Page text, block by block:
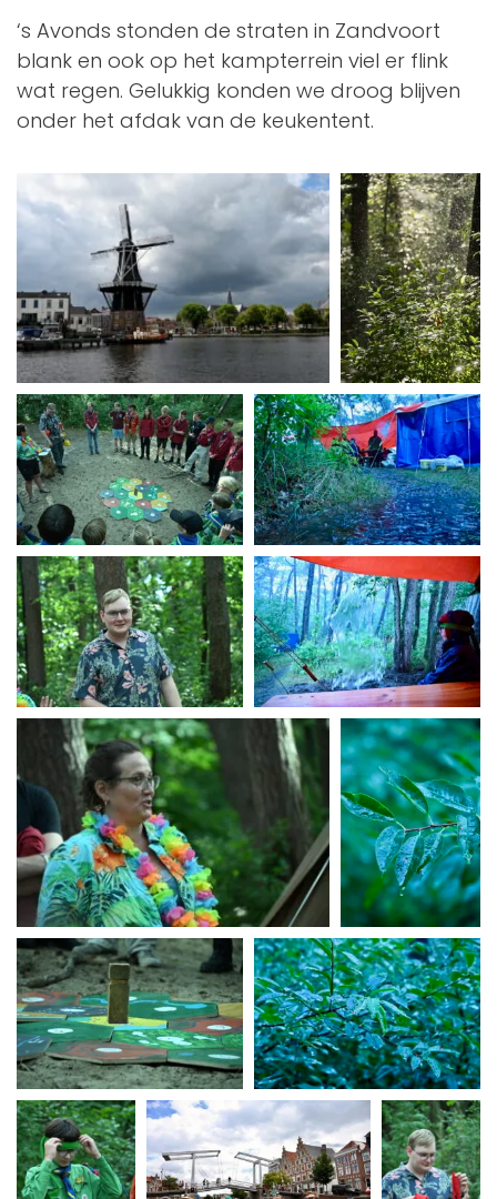
‘s Avonds stonden de straten in Zandvoort
blank en ook op het kampterrein viel er flink
wat regen. Gelukkig konden we droog blijven
onder het afdak van de keukentent.